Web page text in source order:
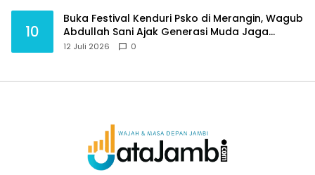
10
Buka Festival Kenduri Psko di Merangin, Wagub
Abdullah Sani Ajak Generasi Muda Jaga
Budaya dan Jauhi Narkoba
12 Juli 2026 0